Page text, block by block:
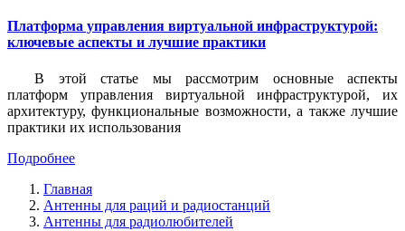
Платформа управления виртуальной инфраструктурой:
ключевые аспекты и лучшие практики
В этой статье мы рассмотрим основные аспекты
платформ управления виртуальной инфраструктурой, их
архитектуру, функциональные возможности, а также лучшие
практики их использования
Подробнее
Главная
Антенны для раций и радиостанций
Антенны для радиолюбителей